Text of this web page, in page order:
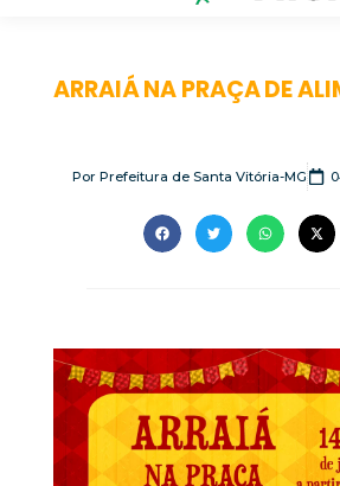
ARRAIÁ NA PRAÇA DE
PorPrefeitura de Santa Vitória-MG